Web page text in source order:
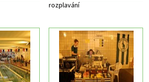
rozplavání